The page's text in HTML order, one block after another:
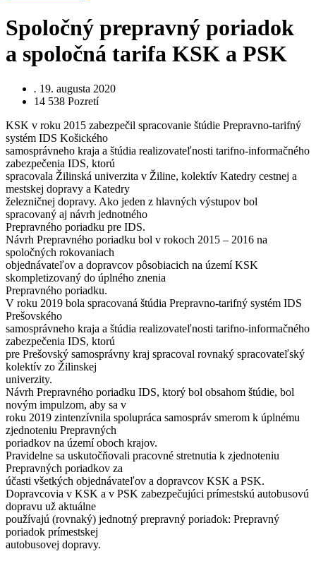
Spoločný prepravný poriadok
a spoločná tarifa KSK a PSK
. 19. augusta 2020
14 538 Pozretí
KSK v roku 2015 zabezpečil spracovanie štúdie Prepravno-tarifný
systém IDS Košického
samosprávneho kraja a štúdia realizovateľnosti tarifno-informačného
zabezpečenia IDS, ktorú
spracovala Žilinská univerzita v Žiline, kolektív Katedry cestnej a
mestskej dopravy a Katedry
železničnej dopravy. Ako jeden z hlavných výstupov bol
spracovaný aj návrh jednotného
Prepravného poriadku pre IDS.
Návrh Prepravného poriadku bol v rokoch 2015 – 2016 na
spoločných rokovaniach
objednávateľov a dopravcov pôsobiacich na území KSK
skompletizovaný do úplného znenia
Prepravného poriadku.
V roku 2019 bola spracovaná štúdia Prepravno-tarifný systém IDS
Prešovského
samosprávneho kraja a štúdia realizovateľnosti tarifno-informačného
zabezpečenia IDS, ktorú
pre Prešovský samosprávny kraj spracoval rovnaký spracovateľský
kolektív zo Žilinskej
univerzity.
Návrh Prepravného poriadku IDS, ktorý bol obsahom štúdie, bol
novým impulzom, aby sa v
roku 2019 zintenzívnila spolupráca samospráv smerom k úplnému
zjednoteniu Prepravných
poriadkov na území oboch krajov.
Pravidelne sa uskutočňovali pracovné stretnutia k zjednoteniu
Prepravných poriadkov za
účasti všetkých objednávateľov a dopravcov KSK a PSK.
Dopravcovia v KSK a v PSK zabezpečujúci prímestskú autobusovú
dopravu už aktuálne
používajú (rovnaký) jednotný prepravný poriadok: Prepravný
poriadok prímestskej
autobusovej dopravy.